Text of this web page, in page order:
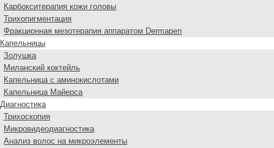
Карбокситерапия кожи головы
Трихопигментация
Фракционная мезотерапия аппаратом Dermapen
Капельницы
Золушка
Миланский коктейль
Капельница с аминокислотами
Капельница Майерса
Диагностика
Трихоскопия
Микровидеодиагностика
Анализ волос на микроэлементы